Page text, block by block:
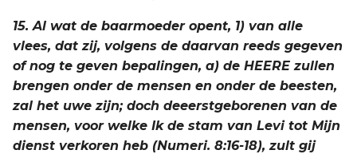
15. Al wat de baarmoeder opent, 1) van alle
vlees, dat zij, volgens de daarvan reeds gegeven
of nog te geven bepalingen, a) de HEERE zullen
brengen onder de mensen en onder de beesten,
zal het uwe zijn; doch deeerstgeborenen van de
mensen, voor welke Ik de stam van Levi tot Mijn
dienst verkoren heb (Numeri. 8:16-18), zult gij